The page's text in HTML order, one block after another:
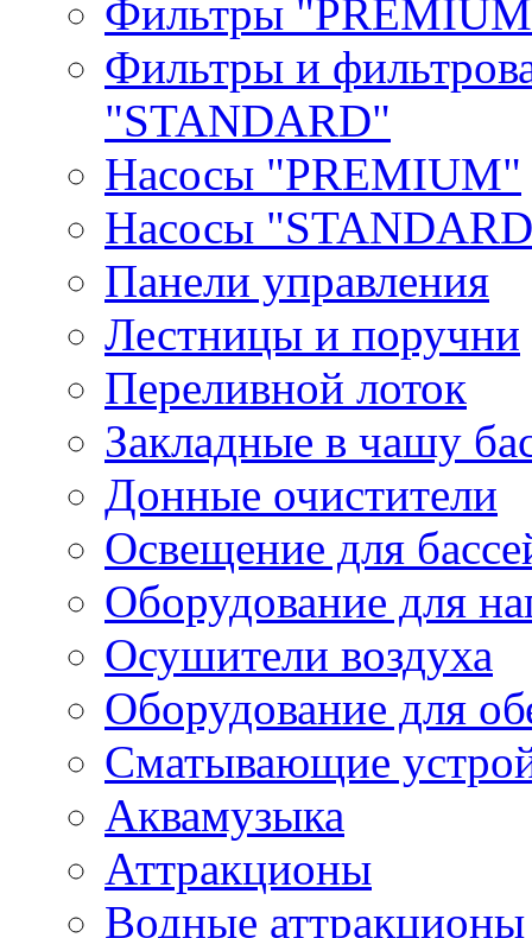
Фильтры
Фильтры и
"STANDARD"
Насосы "PREMIUM"
Насосы
Панели управления
Лестницы и поручни
Переливной лоток
Закладные в чашу
Донные очистители
Освещение для
Оборудование для
Осушители воздуха
Оборудование для
Сматывающие
Аквамузыка
Аттракционы
Водные аттракционы